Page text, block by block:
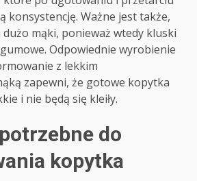
konsystencję. Ważne jest także,
dużo mąki, ponieważ wtedy kluski
Odpowiednie wyrobienie
z lekkim
zapewni, że gotowe kopytka
i nie będą się kleiły.
do
kopytka